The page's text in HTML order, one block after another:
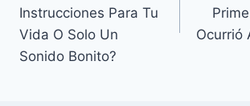
entradas
Instrucciones Para Tu
Vida O Solo Un
Sonido Bonito?
Ocurrió